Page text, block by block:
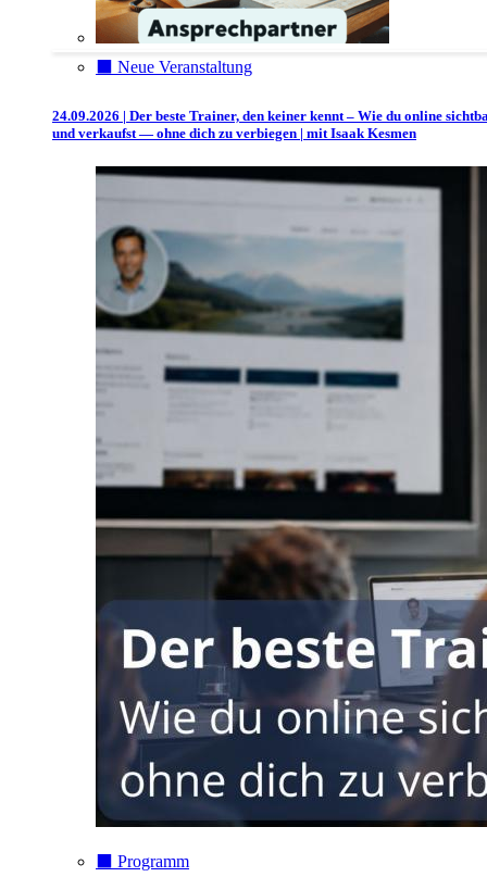
⬛️ Neue Veranstaltung
24.09.2026 | Der beste Trainer, den keiner kennt – Wie du online
und verkaufst — ohne dich zu verbiegen | mit Isaak Kesmen
⬛️ Programm